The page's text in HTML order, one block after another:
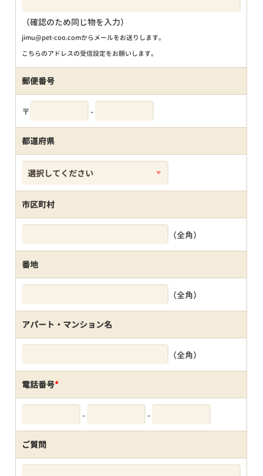
（確認のため同じ物を入力）
jimu@pet-coo.comからメールをお送りします。
こちらのアドレスの受信設定をお願いします。
郵便番号
〒 -
都道府県
市区町村
（全角）
番地
（全角）
アパート・マンション名
（全角）
電話番号*
- -
ご質問